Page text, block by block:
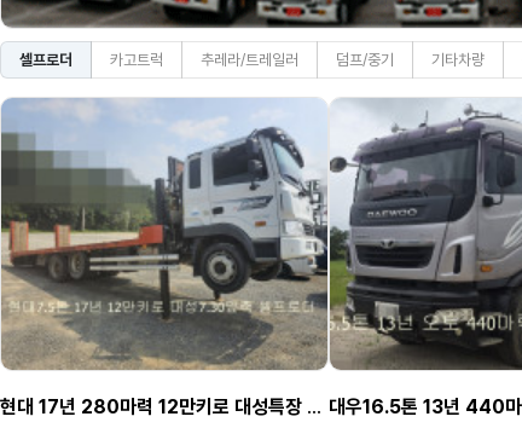
셀프로더 카고트럭 추레라/트레일러 덤프/중기 기타차량
현대 17년 280마력 12만키로 대성특장 7.30 앞축 셀프로더 ^^